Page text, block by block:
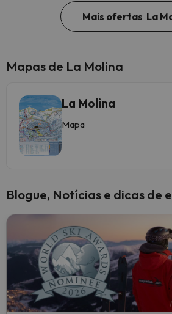
Mais ofertas La
Mapas de La Molina
La Molina
Mapa
Blogue, Notícias e dicas de